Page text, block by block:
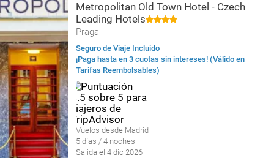
Metropolitan Old Town Hotel - Czech
Leading Hotels
Praga
Seguro de Viaje Incluido
¡Paga hasta en 3 cuotas sin intereses! (Válido en
Tarifas Reembolsables)
Vuelos desde Madrid
5 días / 4 noches
Salida el 4 dic 2026